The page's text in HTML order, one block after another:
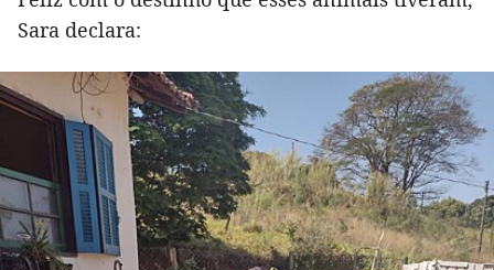
Sara declara: